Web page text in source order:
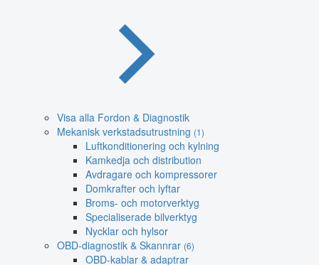
Visa alla Fordon & Diagnostik
Mekanisk verkstadsutrustning (1)
Luftkonditionering och kylning
Kamkedja och distribution
Avdragare och kompressorer
Domkrafter och lyftar
Broms- och motorverktyg
Specialiserade bilverktyg
Nycklar och hylsor
OBD-diagnostik & Skannrar (6)
OBD-kablar & adaptrar